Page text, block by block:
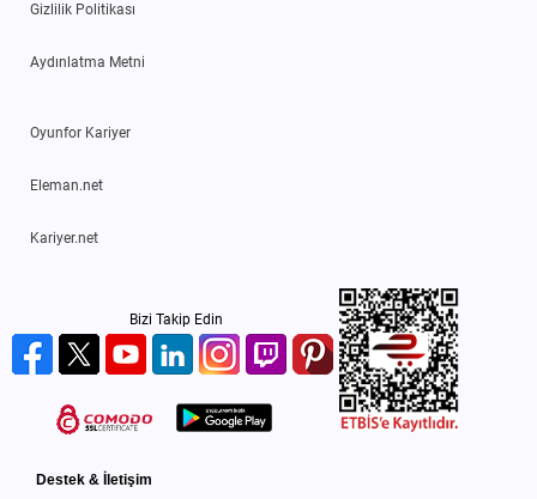
Gizlilik Politikası
Aydınlatma Metni
Oyunfor Kariyer
Eleman.net
Kariyer.net
Bizi Takip Edin
Destek & İletişim